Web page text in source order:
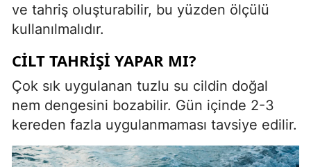
ve tahriş oluşturabilir, bu yüzden ölçülü
kullanılmalıdır.
CILT TAHRIŞI YAPAR MI?
Çok sık uygulanan tuzlu su cildin doğal
nem dengesini bozabilir. Gün içinde 2-3
kereden fazla uygulanmaması tavsiye edilir.